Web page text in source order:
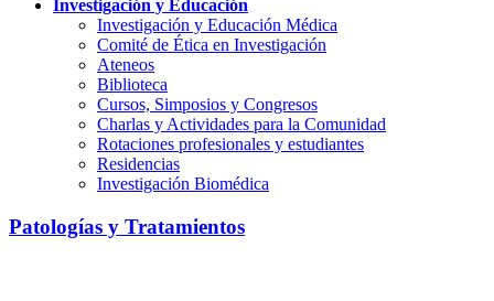
Investigación y Educación
Investigación y Educación Médica
Comité de Ética en Investigación
Ateneos
Biblioteca
Cursos, Simposios y Congresos
Charlas y Actividades para la Comunidad
Rotaciones profesionales y estudiantes
Residencias
Investigación Biomédica
Patologías y Tratamientos